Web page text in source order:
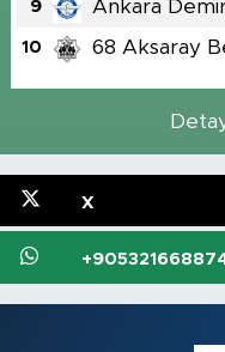
9 Ankara
10 68 Aksaray
X